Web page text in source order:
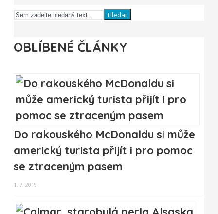
Hledat
OBLÍBENÉ ČLÁNKY
Do rakouského McDonaldu si může
americký turista přijít i pro pomoc
se ztraceným pasem
1. 7. 2019